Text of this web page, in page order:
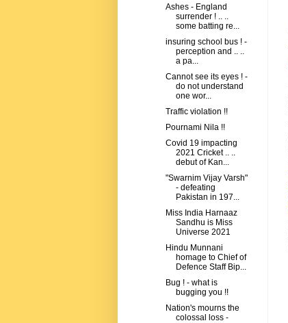
Ashes - England
surrender ! .. ..
some batting re...
insuring school bus ! -
perception and .. ..
a pa...
Cannot see its eyes ! -
do not understand
one wor...
Traffic violation !!
Pournami Nila !!
Covid 19 impacting
2021 Cricket .. ..
debut of Kan...
"Swarnim Vijay Varsh"
- defeating
Pakistan in 197...
Miss India Harnaaz
Sandhu is Miss
Universe 2021
Hindu Munnani
homage to Chief of
Defence Staff Bip...
Bug ! - what is
bugging you !!
Nation's mourns the
colossal loss -